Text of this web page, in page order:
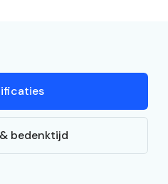
bedenktijd